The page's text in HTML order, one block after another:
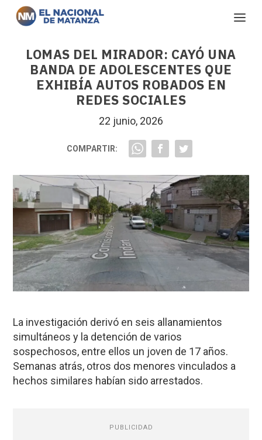
LOMAS DEL MIRADOR: CAYÓ UNA
BANDA DE ADOLESCENTES QUE
EXHIBÍA AUTOS ROBADOS EN
REDES SOCIALES
22 junio, 2026
COMPARTIR:
La investigación derivó en seis allanamientos
simultáneos y la detención de varios
sospechosos, entre ellos un joven de 17 años.
Semanas atrás, otros dos menores vinculados a
hechos similares habían sido arrestados.
PUBLICIDAD